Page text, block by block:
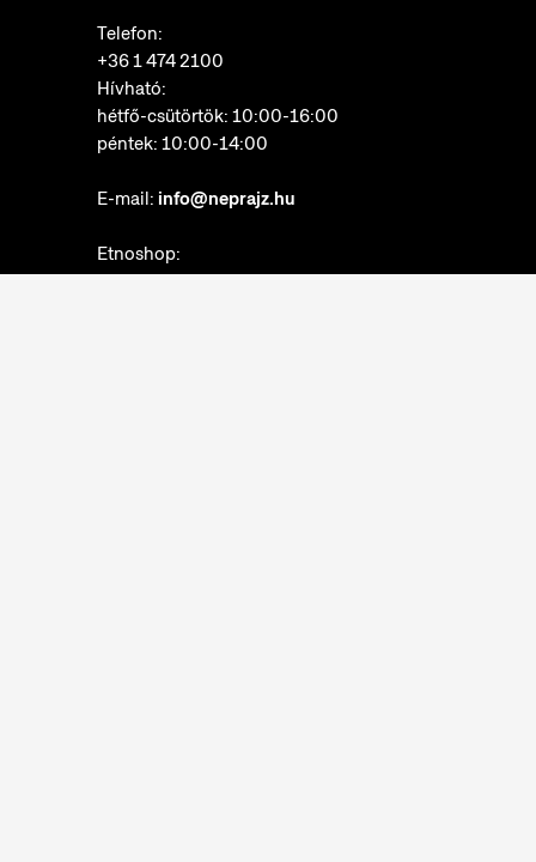
Telefon:
+36 1 474 2100
Hívható:
hétfő-csütörtök: 10:00-16:00
péntek: 10:00-14:00
E-mail: info@neprajz.hu
Etnoshop:
+36 1 474 2150